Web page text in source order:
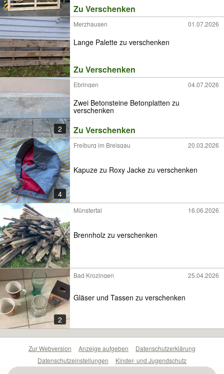
Zu Verschenken
Merzhausen 01.07.2026
Lange Palette zu verschenken
Zu Verschenken
2
Ebringen 04.07.2026
Zwei Betonsteine Betonplatten zu
verschenken
Zu Verschenken
4
Freiburg im Breisgau 20.03.2026
Kapuze zu Roxy Jacke zu verschenken
Münstertal 16.06.2026
Brennholz zu verschenken
2
Bad Krozingen 25.04.2026
Gläser und Tassen zu verschenken
Zur Webversion Anzeige aufgeben
Datenschutzerklärung
Datenschutzeinstellungen
Kinder- und Jugendschutz